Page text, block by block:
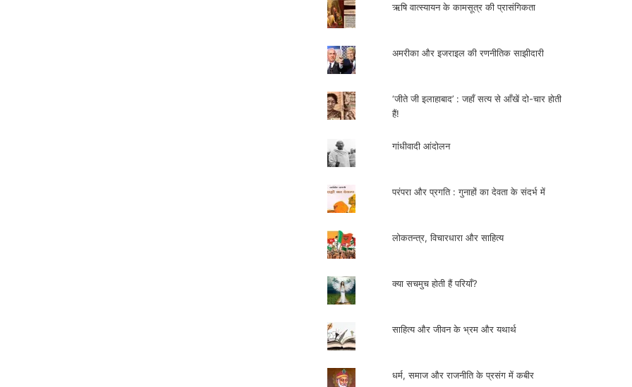
ऋषि वात्स्यायन के कामसूत्र की प्रासंगिकता
अमरीका और इजराइल की रणनीतिक साझीदारी
‘जीते जी इलाहाबाद’ : जहाँ सत्य से आँखें दो-चार होती
हैं!
गांधीवादी आंदोलन
परंपरा और प्रगति : गुनाहों का देवता के संदर्भ में
लोकतन्त्र, विचारधारा और साहित्य
क्या सचमुच होती हैं परियाँ?
साहित्य और जीवन के भ्रम और यथार्थ
धर्म, समाज और राजनीति के प्रसंग में कबीर